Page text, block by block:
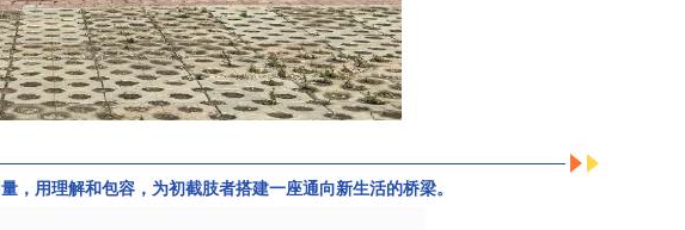
，用理解和包容，为初截肢者搭建一座通向新生活的桥梁。